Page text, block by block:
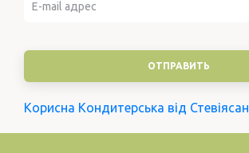
Корисна Кондитерська від Стевіясан